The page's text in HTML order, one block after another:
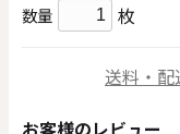
数量 枚
送料・配